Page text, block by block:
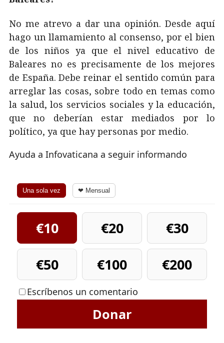
No me atrevo a dar una opinión. Desde aquí
hago un llamamiento al consenso, por el bien
de los niños ya que el nivel educativo de
Baleares no es precisamente de los mejores
de España. Debe reinar el sentido común para
arreglar las cosas, sobre todo en temas como
la salud, los servicios sociales y la educación,
que no deberían estar mediados por lo
político, ya que hay personas por medio.
Ayuda a Infovaticana a seguir informando
Una sola vez ❤ Mensual
€10 €20
€30
€50
€100 €200
Escríbenos un comentario
Donar